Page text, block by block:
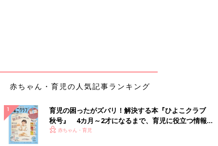
ちらのエピソードは「デジタルネイティブ」の日常といった感
じ。息子くんは自分の声に反応するスマホの存在に気づいたので
ってしまいますね。
こんなところも見られてたのね
赤ちゃん・育児の人気記事ランキング
育児の困ったがズバリ！解決する本『ひよこクラブ
秋号』 4カ月～2才になるまで、育児に役立つ情報が
いっぱい！
赤ちゃん・育児